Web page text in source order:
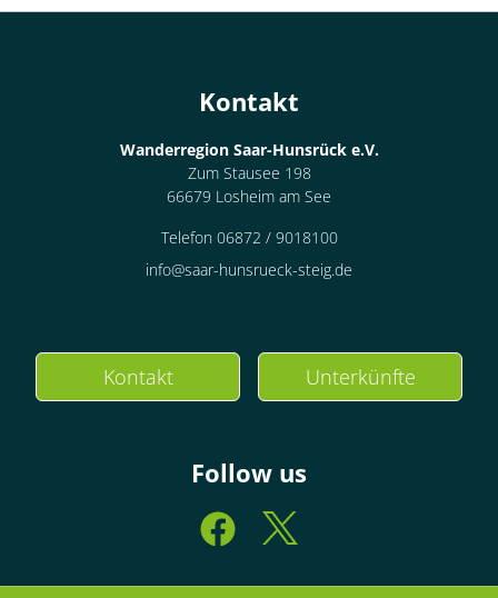
Kontakt
Wanderregion Saar-Hunsrück e.V.
Zum Stausee 198
66679 Losheim am See
Telefon 06872 / 9018100
info@saar-hunsrueck-steig.de
Kontakt Unterkünfte
Follow us